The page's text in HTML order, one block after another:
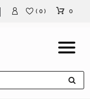
( 0 ) 0